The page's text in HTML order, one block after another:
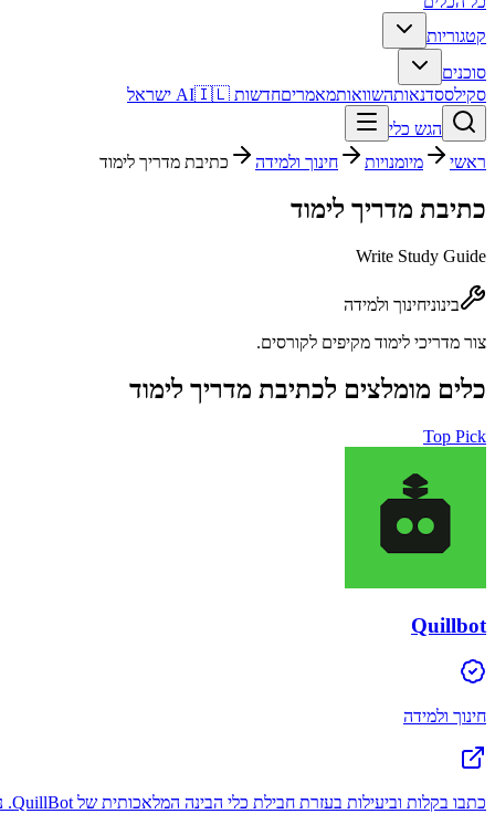
קטגוריות
סוכנים
סקילססדנאותהשוואותמאמריםחדשות AI 🇮🇱 ישראל
הגש כלי
ראשי
מיומנויות חינוך ולמידה כתיבת מדריך לימוד
כתיבת מדריך לימוד
Write Study Guide
בינוניחינוך ולמידה
צור מדריכי לימוד מקיפים לקורסים.
כלים מומלצים לכתיבת מדריך לימוד
Top Pick
Quillbot
חינוך ולמידה
כתבו בקלות וביעילות בעזרת חבילת כלי הבינה המלאכותית של QuillBot. נסחו מחדש, בדקו דקדוק, נתחו טון, שפרו את השטף ועוד. התחילו לעשות את עבודתכם בצורה הטובה ביותר.